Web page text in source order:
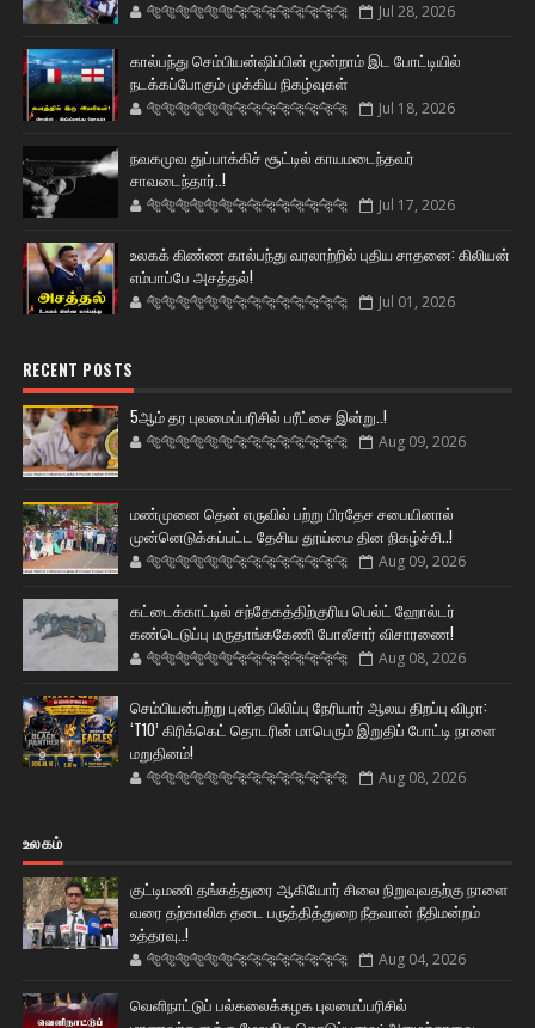
🐅🐅🐅🐅🐅🐅🐆🐆🐆🐆🐆🐆🐆🐆 Jul 28, 2026
கால்பந்து செம்பியன்ஷிப்பின் மூன்றாம் இட போட்டியில்
நடக்கப்போகும் முக்கிய நிகழ்வுகள்
🐅🐅🐅🐅🐅🐅🐆🐆🐆🐆🐆🐆🐆🐆 Jul 18, 2026
நவகமுவ துப்பாக்கிச் சூட்டில் காயமடைந்தவர்
சாவடைந்தார்..!
🐅🐅🐅🐅🐅🐅🐆🐆🐆🐆🐆🐆🐆🐆 Jul 17, 2026
உலகக் கிண்ண கால்பந்து வரலாற்றில் புதிய சாதனை: கிலியன்
எம்பாப்பே அசத்தல்!
🐅🐅🐅🐅🐅🐅🐆🐆🐆🐆🐆🐆🐆🐆 Jul 01, 2026
RECENT POSTS
5ஆம் தர புலமைப்பரிசில் பரீட்சை இன்று..!
🐅🐅🐅🐅🐅🐅🐆🐆🐆🐆🐆🐆🐆🐆 Aug 09, 2026
மண்முனை தென் எருவில் பற்று பிரதேச சபையினால்
முன்னெடுக்கப்பட்ட தேசிய தூய்மை தின நிகழ்ச்சி..!
🐅🐅🐅🐅🐅🐅🐆🐆🐆🐆🐆🐆🐆🐆 Aug 09, 2026
கட்டைக்காட்டில் சந்தேகத்திற்குரிய பெல்ட் ஹோல்டர்
கண்டெடுப்பு மருதாங்ககேணி போலீசார் விசாரணை!
🐅🐅🐅🐅🐅🐅🐆🐆🐆🐆🐆🐆🐆🐆 Aug 08, 2026
செம்பியன்பற்று புனித பிலிப்பு நேரியார் ஆலய திறப்பு விழா:
‘T10’ கிரிக்கெட் தொடரின் மாபெரும் இறுதிப் போட்டி நாளை
மறுதினம்!
🐅🐅🐅🐅🐅🐅🐆🐆🐆🐆🐆🐆🐆🐆 Aug 08, 2026
உலகம்
குட்டிமணி தங்கத்துரை ஆகியோர் சிலை நிறுவுவதற்கு நாளை
வரை தற்காலிக தடை பருத்தித்துறை நீதவான் நீதிமன்றம்
உத்தரவு..!
🐅🐅🐅🐅🐅🐅🐆🐆🐆🐆🐆🐆🐆🐆 Aug 04, 2026
வெளிநாட்டுப் பல்கலைக்கழக புலமைப்பரிசில்